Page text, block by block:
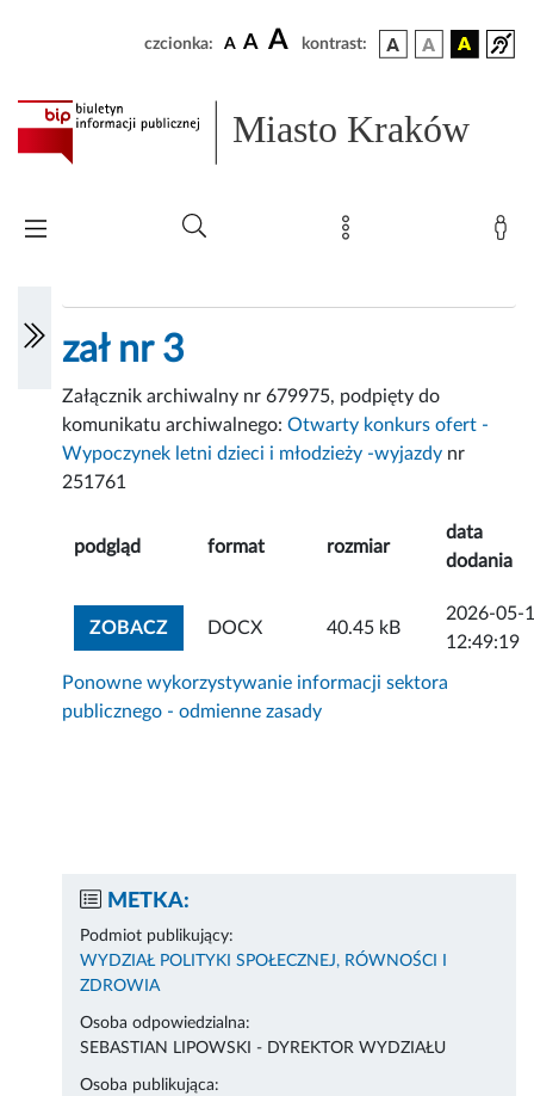
czcionka: A A A kontrast:
Miasto Kraków
zał nr 3
Załącznik archiwalny nr 679975, podpięty do
komunikatu archiwalnego:Otwarty konkurs ofert -
Wypoczynek letni dzieci i młodzieży -wyjazdy nr
251761
podgląd format rozmiar
data
dodania
ZOBACZZOBACZ ZAŁĄCZNIK
DOCX 40.45 kB
2026-05-
12:49:19
Ponowne wykorzystywanie informacji sektora
publicznego - odmienne zasady
METKA:
Podmiot publikujący:
WYDZIAŁ POLITYKI SPOŁECZNEJ, RÓWNOŚCI I
ZDROWIA
Osoba odpowiedzialna:
SEBASTIAN LIPOWSKI - DYREKTOR WYDZIAŁU
Osoba publikująca: